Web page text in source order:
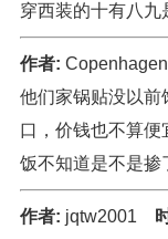
穿西装的十有八九
作者:
他们家锅贴没以前
口，价钱也不算
饭不知道是不是掺
作者: jqtw2001